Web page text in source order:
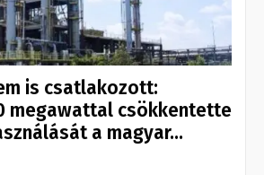
is csatlakozott:
megawattal csökkentette
a magyar...